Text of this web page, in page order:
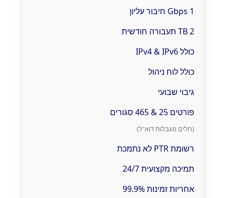
1 Gbps חיבור עליון
2 TB תעבורה חודשית
כולל IPv4 & IPv6
כולל לוח ניהול
גיבוי שבועי
פורטים 25 & 465 סגורים
(חלים מגבלות דוא"ל)
רשומת PTR לא נתמכת
תמיכה מקצועית 24/7
אחריות זמינות 99.9%